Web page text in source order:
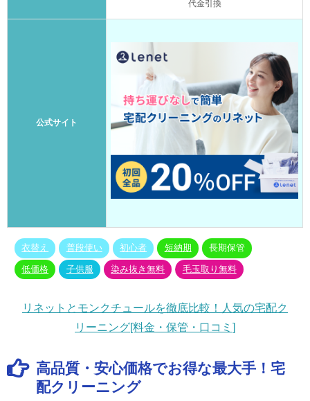
代金引換
公式サイト
衣替え 普段使い 初心者 短納期 長期保管
低価格 子供服 染み抜き無料 毛玉取り無料
リネットとモンクチュールを徹底比較！人気の宅配ク
リーニング[料金・保管・口コミ]
高品質・安心価格でお得な最大手！宅
配クリーニング